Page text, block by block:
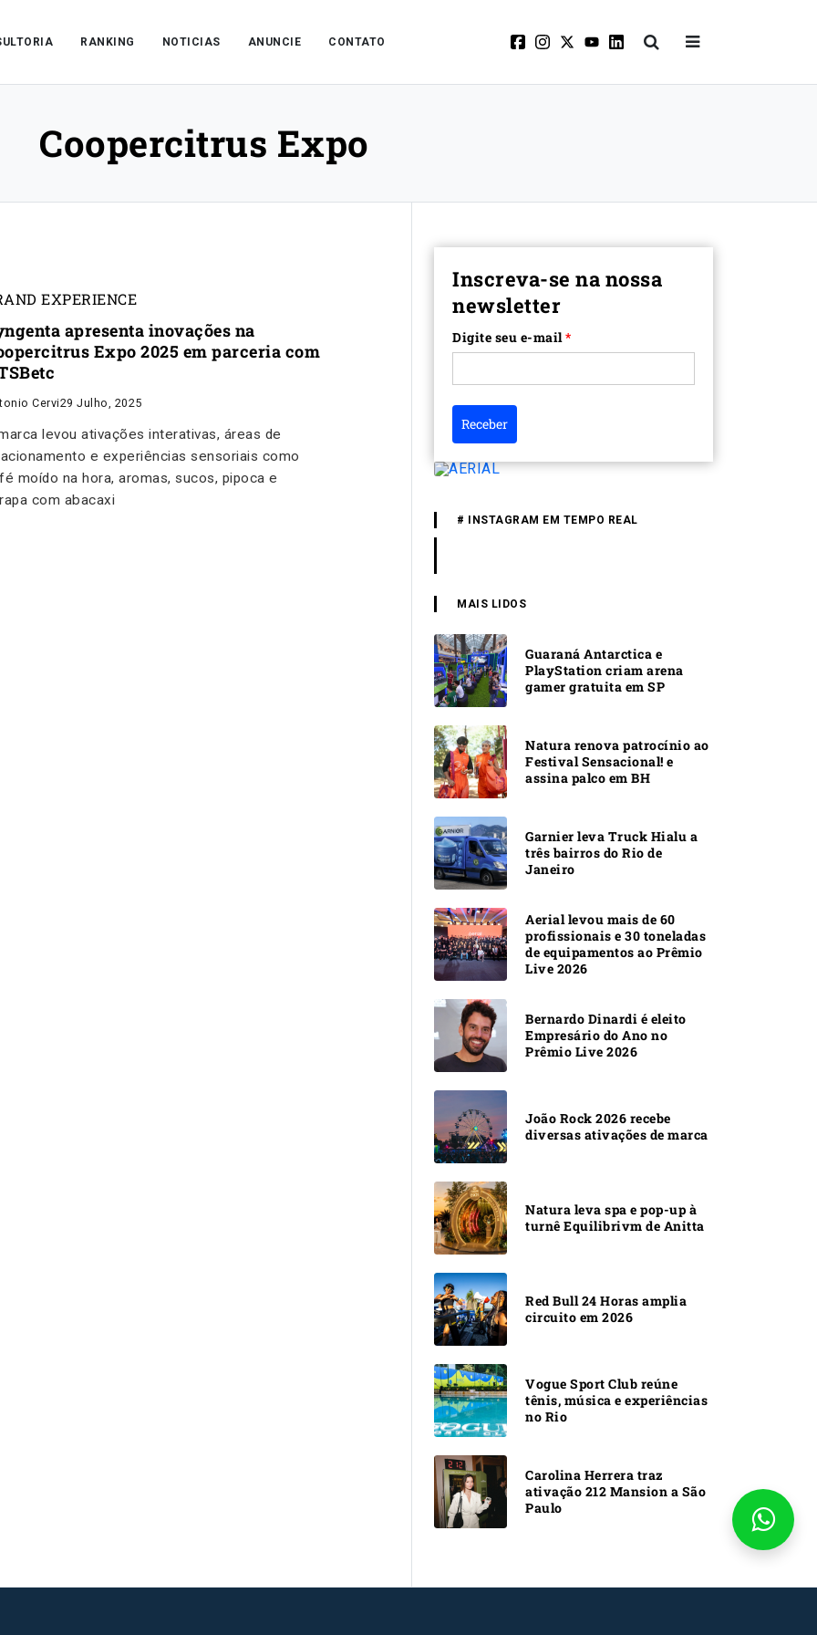
RANKING NOTICIAS ANUNCIE CONTATO
Coopercitrus Expo
EXPERIENCE
apresenta inovações na
Expo 2025 em parceria com
Cervi29 Julho, 2025
levou ativações interativas, áreas de
e experiências sensoriais como
moído na hora, aromas, sucos, pipoca e
com abacaxi
Inscreva-se na nossa
newsletter
Digite seu e-mail*
Receber
# INSTAGRAM EM TEMPO REAL
MAIS LIDOS
Guaraná Antarctica e
PlayStation criam arena
gamer gratuita em SP
Natura renova patrocínio ao
Festival Sensacional! e
assina palco em BH
Garnier leva Truck Hialu a
três bairros do Rio de
Janeiro
Aerial levou mais de 60
profissionais e 30 toneladas
de equipamentos ao Prêmio
Live 2026
Bernardo Dinardi é eleito
Empresário do Ano no
Prêmio Live 2026
João Rock 2026 recebe
diversas ativações de marca
Natura leva spa e pop-up à
turnê Equilibrivm de Anitta
Red Bull 24 Horas amplia
circuito em 2026
Vogue Sport Club reúne
tênis, música e experiências
no Rio
Carolina Herrera traz
ativação 212 Mansion a São
Paulo